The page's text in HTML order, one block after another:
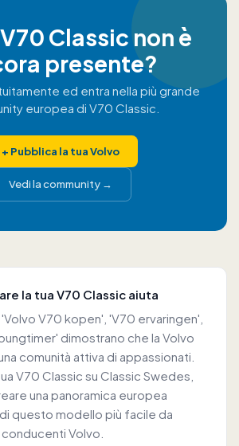
Classic non è
presente?
ed entra nella più grande
europea di V70 Classic.
+ Pubblica la tua Volvo
Vedi la community →
la tua V70 Classic aiuta
V70 kopen', 'V70 ervaringen',
dimostrano che la Volvo
comunità attiva di appassionati.
V70 Classic su Classic Swedes,
una panoramica europea
questo modello più facile da
Volvo.